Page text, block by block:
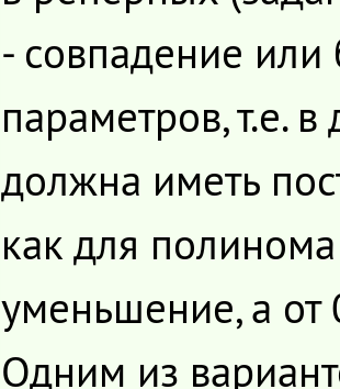
- совпадение или
параметров, т.е.
должна иметь
как для
уменьшение, а от
Одним из